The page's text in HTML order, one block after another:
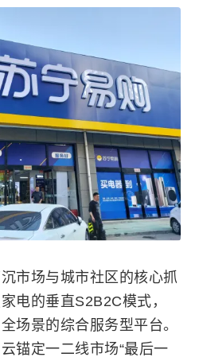
市场与城市社区的核心抓
电的垂直S2B2C模式，
场景的综合服务型平台。
锚定一二线市场“最后一